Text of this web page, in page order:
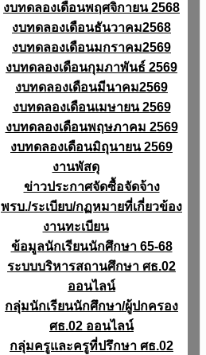
งบทดลองเดือนพฤศจิกายน 2568
งบทดลองเดือนธันวาคม2568
งบทดลองเดือนมกราคม2569
งบทดลองเดือนกุมภาพันธ์ 2569
งบทดลองเดือนมีนาคม2569
งบทดลองเดือนเมษายน 2569
งบทดลองเดือนพฤษภาคม 2569
งบทดลองเดือนมิถุนายน 2569
งานพัสดุ
ข่าวประกาศจัดซื้อจัดจ้าง
พรบ./ระเบียบ/กฏหมายที่เกี่ยวข้อง
งานทะเบียน
ข้อมูลนักเรียนนักศึกษา 65-68
ระบบบริหารสถานศึกษา ศธ.02
ออนไลน์
กลุ่มนักเรียนนักศึกษา/ผู้ปกครอง
ศธ.02 ออนไลน์
กลุ่มครูและครูที่ปรึกษา ศธ.02